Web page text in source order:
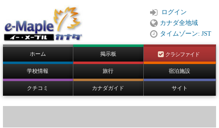
ログイン
カナダ全地域
タイムゾーン: JST
ホーム 掲示板 クラシファイド
学校情報 旅行 宿泊施設
クチコミ カナダガイド サイト